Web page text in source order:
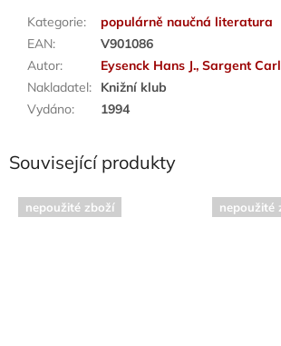
Kategorie:
populárně naučná literatura
EAN:
V901086
Autor:
Eysenck Hans J., Sargent Carl
Nakladatel:
Knižní klub
Vydáno: 1994
Související produkty
nepoužité zboží nepoužité